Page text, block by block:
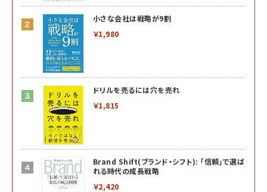
小さな会社は戦略が9割
￥1,980
ドリルを売るには穴を売れ
￥1,815
Brand Shift(ブランド・シフト): 「信頼」で選ば
れる時代の成長戦略
￥2,420